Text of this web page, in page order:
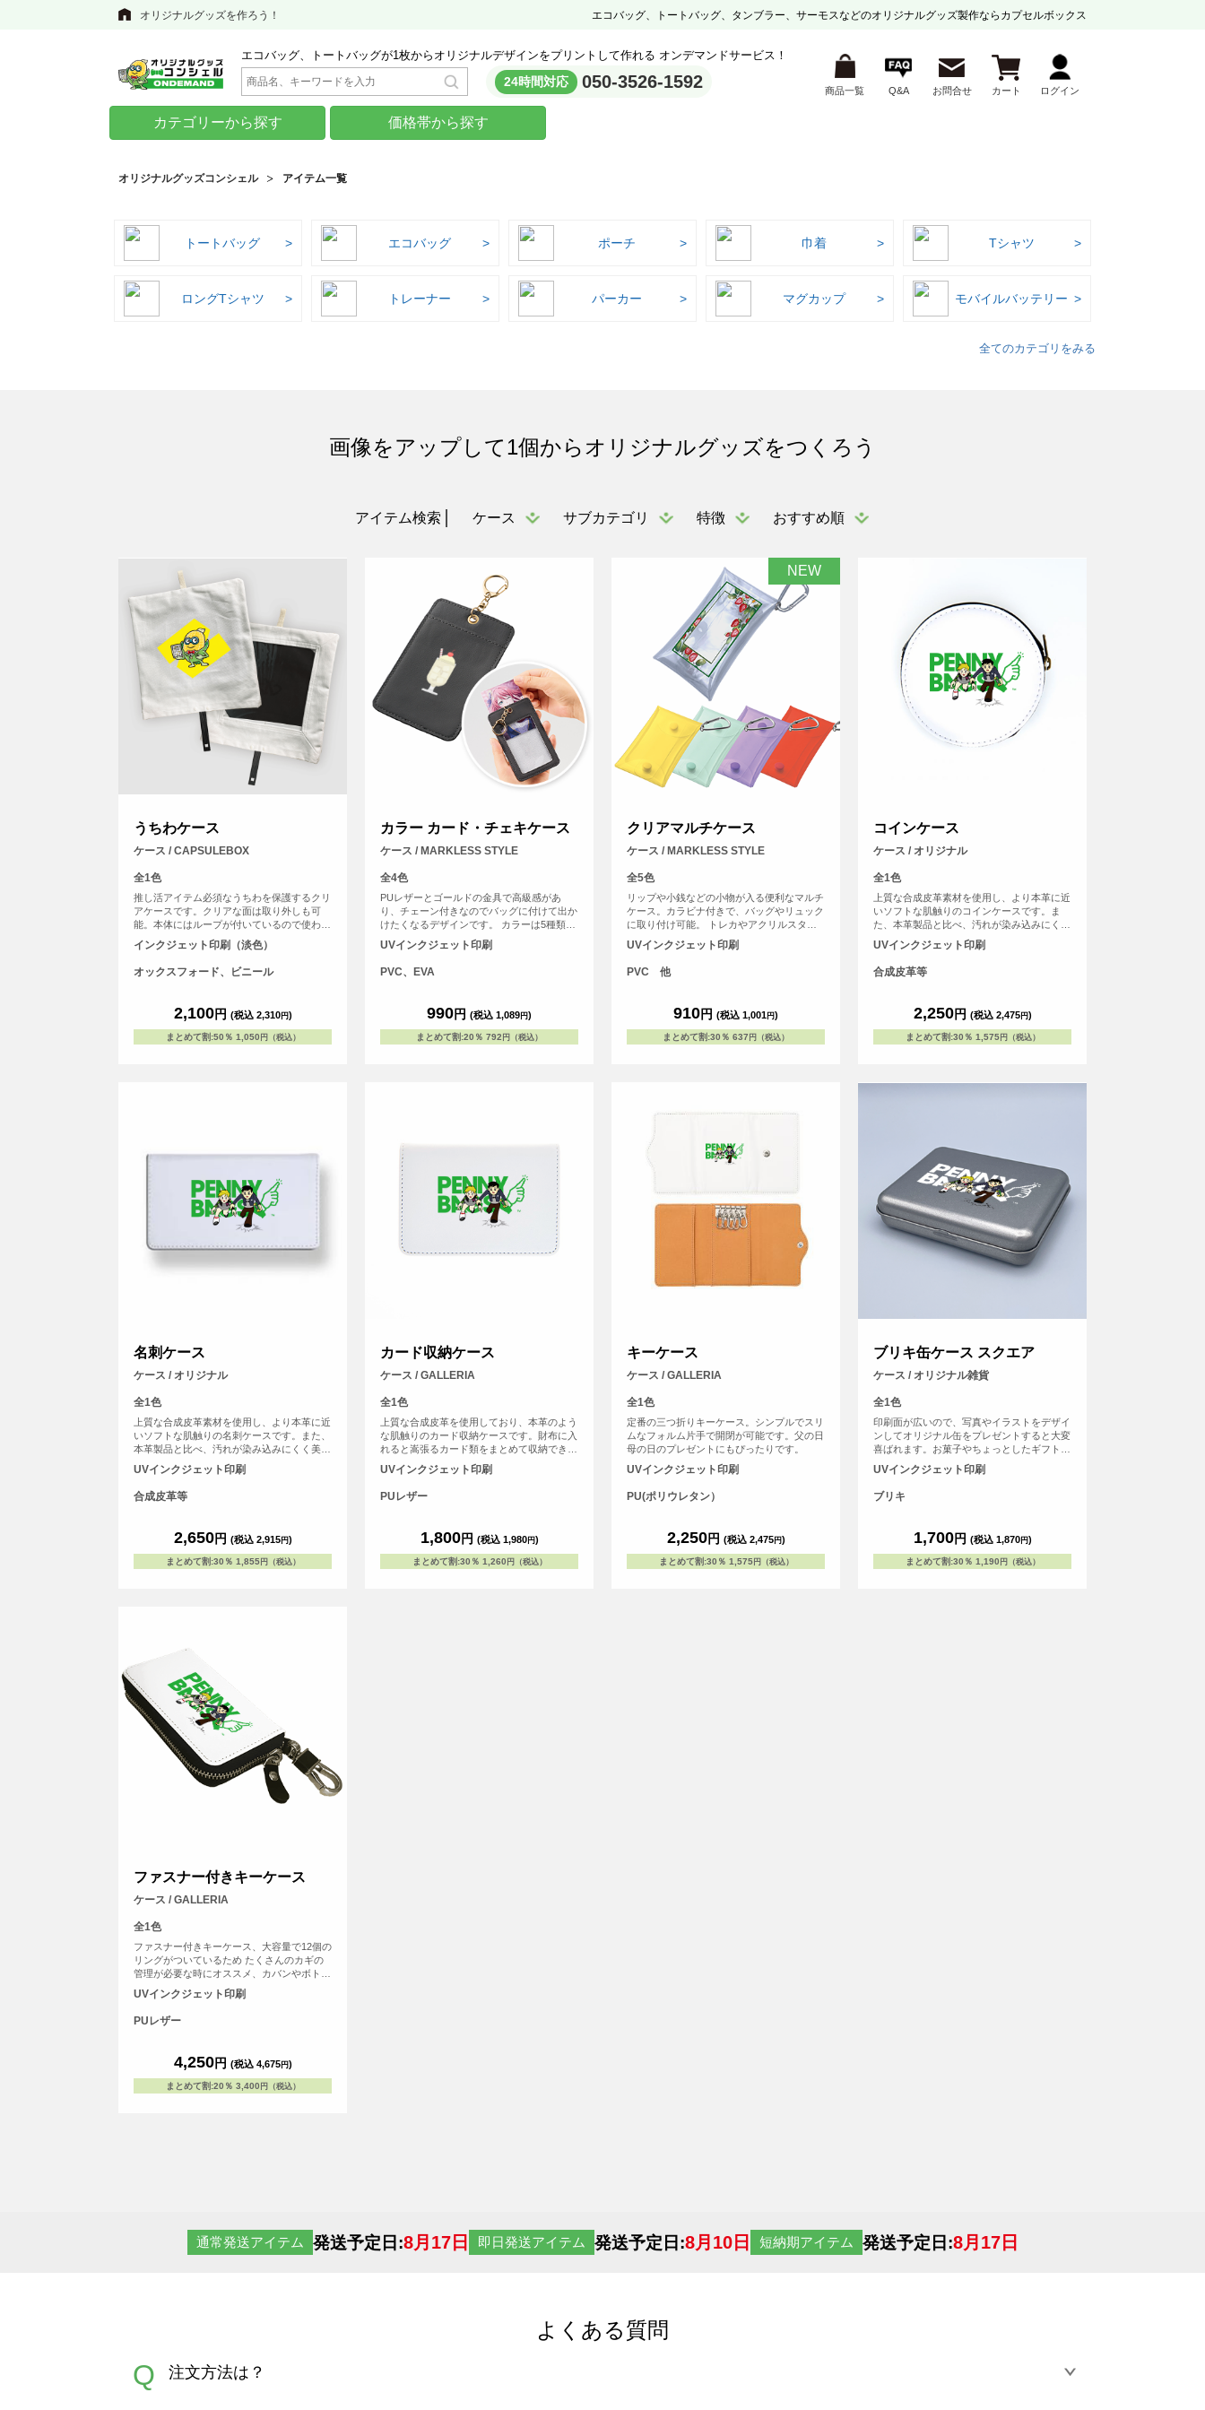
オリジナルグッズを作ろう！ エコバッグ、トートバッグ、タンブラー、サーモスなどのオリジナルグッズ製作ならカプセルボックス
エコバッグ、トートバッグが1枚からオリジナルデザインをプリントして作れる オンデマンドサービス！
24時間対応 050-3526-1592 商品一覧 Q&A お問合せ カート ログイン
カテゴリーから探す 価格帯から探す
オリジナルグッズコンシェル アイテム一覧
トートバッグ エコバッグ ポーチ 巾着 Tシャツ
ロングTシャツ トレーナー パーカー マグカップ モバイルバッテリー
全てのカテゴリをみる
画像をアップして1個からオリジナルグッズをつくろう
アイテム検索 ケース サブカテゴリ 特徴 おすすめ順
うちわケース
ケース / CAPSULEBOX
全1色
推し活アイテム必須なうちわを保護するクリ
アケースです。クリアな面は取り外しも可
能。本体にはループが付いているので使わな
い時には飾っておくこともできちゃいます。
うちわもケースも推しのデザイン一色に！
インクジェット印刷（淡色）
オックスフォード、ビニール
2,100円 (税込 2,310円)
まとめて割:50％ 1,050 円（税込）
カラー カード・チェキケース
ケース / MARKLESS STYLE
全4色
PUレザーとゴールドの金具で高級感があ
り、チェーン付きなのでバッグに付けて出か
けたくなるデザインです。 カラーは5種類。
好きなカラーで推し活を楽しもう。表面はク
リア素材でカードやチェキなどを入れて、裏
ます。
UVインクジェット印刷
PVC、EVA
990円 (税込 1,089 円)
まとめて割:20％ 792 円（税込）
NEW
クリアマルチケース
ケース / MARKLESS STYLE
全5色
リップや小銭などの小物が入る便利なマルチ
ケース。カラビナ付きで、バッグやリュック
に取り付け可能。 トレカやアクリルスタン
ドが入るサイズ感で、推し活グッズの持ち歩
きにピッタリです。 <br> ・トレカ収納目安
サイズ：約W63×H88（mm）程度収納可<br>
・アクスタ収納目安サイズ：約W65×H100～
UVインクジェット印刷
PVC 他
910円 (税込 1,001 円)
まとめて割:30％ 637 円（税込）
コインケース
ケース / オリジナル
全1色
上質な合成皮革素材を使用し、より本革に近
いソフトな肌触りのコインケースです。ま
た、本革製品と比べ、汚れが染み込みにくく
美しい状態を保てます。ファスナーが半分以
上開くので小銭の出し入れがし易いのもポイ
ント！ちょっとした小物入れとしてもご使用
いただけます。
UVインクジェット印刷
合成皮革等
2,250円 (税込 2,475円)
まとめて割:30％ 1,575円（税込）
名刺ケース
ケース / オリジナル
全1色
上質な合成皮革素材を使用し、より本革に近
いソフトな肌触りの名刺ケースです。また、
本革製品と比べ、汚れが染み込みにくく美し
い状態を保てます。また、名刺ポケットは最
大で約1cmのマチがあり、たっぷり名刺が入
ります。
UVインクジェット印刷
合成皮革等
2,650円 (税込 2,915円)
まとめて割:30％ 1,855円（税込）
カード収納ケース
ケース / GALLERIA
全1色
上質な合成皮革を使用しており、本革のよう
な肌触りのカード収納ケースです。財布に入
れると嵩張るカード類をまとめて収納できま
UVインクジェット印刷
PUレザー
1,800円 (税込 1,980円)
まとめて割:30％ 1,260 円（税込）
キーケース
ケース / GALLERIA
全1色
定番の三つ折りキーケース。シンプルでスリ
ムなフォルム片手で開閉が可能です。父の日
母の日のプレゼントにもぴったりです。
UVインクジェット印刷
PU(ポリウレタン）
2,250円 (税込 2,475円)
まとめて割:30％ 1,575円（税込）
ブリキ缶ケース スクエア
ケース / オリジナル雑貨
全1色
印刷面が広いので、写真やイラストをデザイ
ンしてオリジナル缶をプレゼントすると大変
喜ばれます。お菓子やちょっとしたギフトを
入れるのにぴったりです。 ノベルティ・記
念品・オリジナルグッズなどに最適な商品で
す。
UVインクジェット印刷
ブリキ
1,700円 (税込 1,870円)
まとめて割:30％ 1,190 円（税込）
ファスナー付きキーケース
ケース / GALLERIA
全1色
ファスナー付きキーケース、大容量で12個の
リングがついているため たくさんのカギの
管理が必要な時にオススメ、カバンやボトム
スに引っかけるためのリングとカナビラが装
備されているため紛失防止に役立つアイテム
UVインクジェット印刷
PUレザー
4,250円 (税込 4,675円)
まとめて割:20％ 3,400 円（税込）
通常発送アイテム 発送予定日:8月17日 即日発送アイテム 発送予定日:8月10日 短納期アイテム 発送予定日:8月17日
よくある質問
Q 注文方法は？